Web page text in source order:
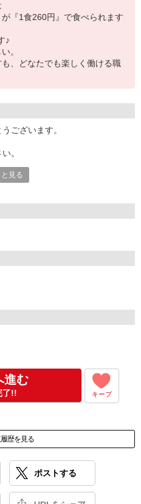
『1食260円』で食べられます
♪
。
、どなたでも楽しく働ける職
ございます。
。
の件で…」とお伝えいただきま
場定休日）』でお願いいたしま
持参下さい。
と見る
進む
了!! キープ
歴を見る
ポストする